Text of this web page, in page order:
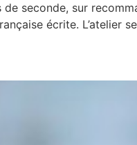
seconde, sur
écrite. L’atelier